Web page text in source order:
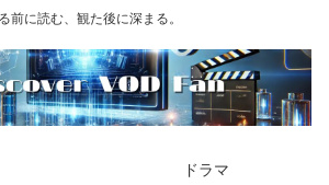
前に読む、観た後に深まる。
ドラマ